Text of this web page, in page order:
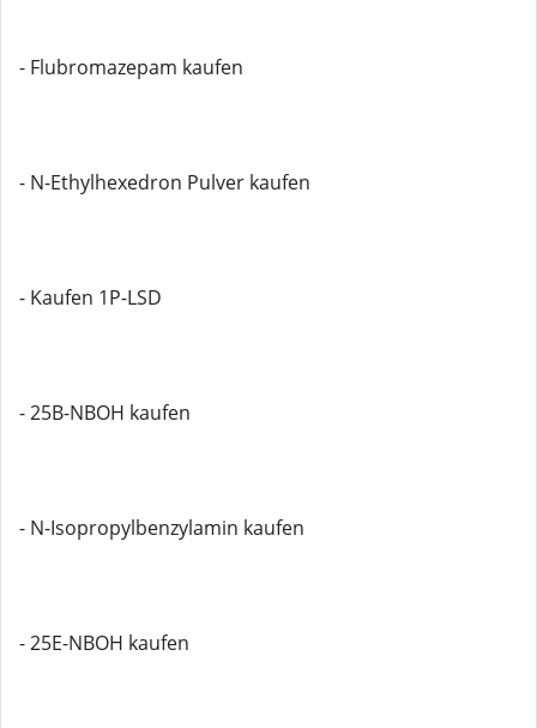
- Flubromazepam kaufen
- N-Ethylhexedron Pulver kaufen
- Kaufen 1P-LSD
- 25B-NBOH kaufen
- N-Isopropylbenzylamin kaufen
- 25E-NBOH kaufen